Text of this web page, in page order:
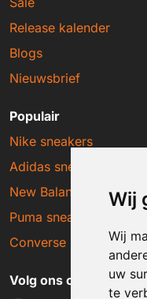
Wij
Wij
uw
te
Release kalender
Blogs
Nieuwsbrief
Populair
Nike sneakers
Adidas sneakers
New Balance sneakers
Puma sneakers
Converse sneakers
Volg ons op social